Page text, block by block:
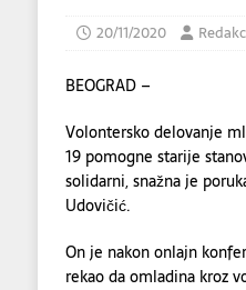
20/11/2020
BEOGRAD –
Volontersko delovanje
19 pomogne starije
solidarni, snažna je
Udovičić.
On je nakon onlajn
rekao da omladina kroz